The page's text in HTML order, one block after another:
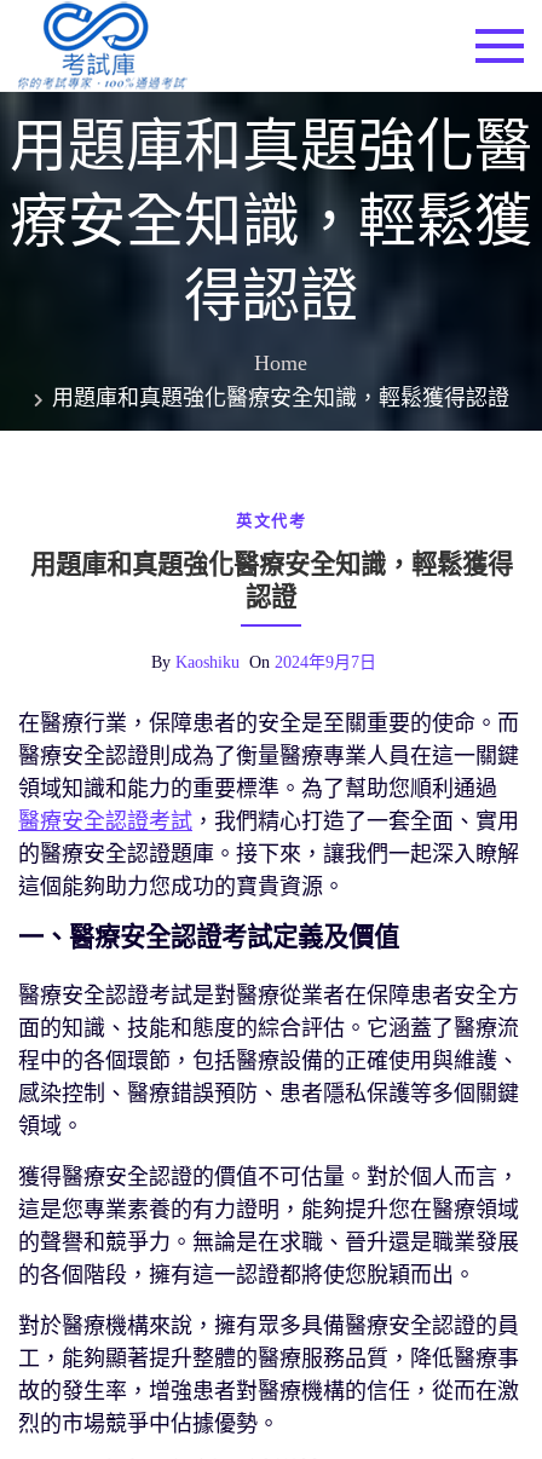
content
用題庫和真題強化醫
療安全知識，輕鬆獲
得認證
Home
用題庫和真題強化醫療安全知識，輕鬆獲得認證
英文代考
用題庫和真題強化醫療安全知識，輕鬆獲得
認證
By Kaoshiku On 2024年9月7日
在醫療行業，保障患者的安全是至關重要的使命。而
醫療安全認證則成為了衡量醫療專業人員在這一關鍵
領域知識和能力的重要標準。為了幫助您順利通過
醫療安全認證考試 ，我們精心打造了一套全面、實用
的醫療安全認證題庫。接下來，讓我們一起深入瞭解
這個能夠助力您成功的寶貴資源。
一、醫療安全認證考試定義及價值
醫療安全認證考試是對醫療從業者在保障患者安全方
面的知識、技能和態度的綜合評估。它涵蓋了醫療流
程中的各個環節，包括醫療設備的正確使用與維護、
感染控制、醫療錯誤預防、患者隱私保護等多個關鍵
領域。
獲得醫療安全認證的價值不可估量。對於個人而言，
這是您專業素養的有力證明，能夠提升您在醫療領域
的聲譽和競爭力。無論是在求職、晉升還是職業發展
的各個階段，擁有這一認證都將使您脫穎而出。
對於醫療機構來說，擁有眾多具備醫療安全認證的員
工，能夠顯著提升整體的醫療服務品質，降低醫療事
故的發生率，增強患者對醫療機構的信任，從而在激
烈的市場競爭中佔據優勢。